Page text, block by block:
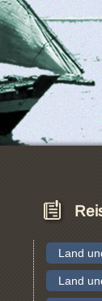
Land
Land